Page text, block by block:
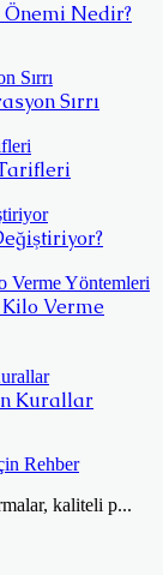
Önemi Nedir?
Sırrı
Verme
Kurallar
Rehber
kaliteli p...